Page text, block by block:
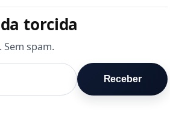
torcida
spam.
Receber